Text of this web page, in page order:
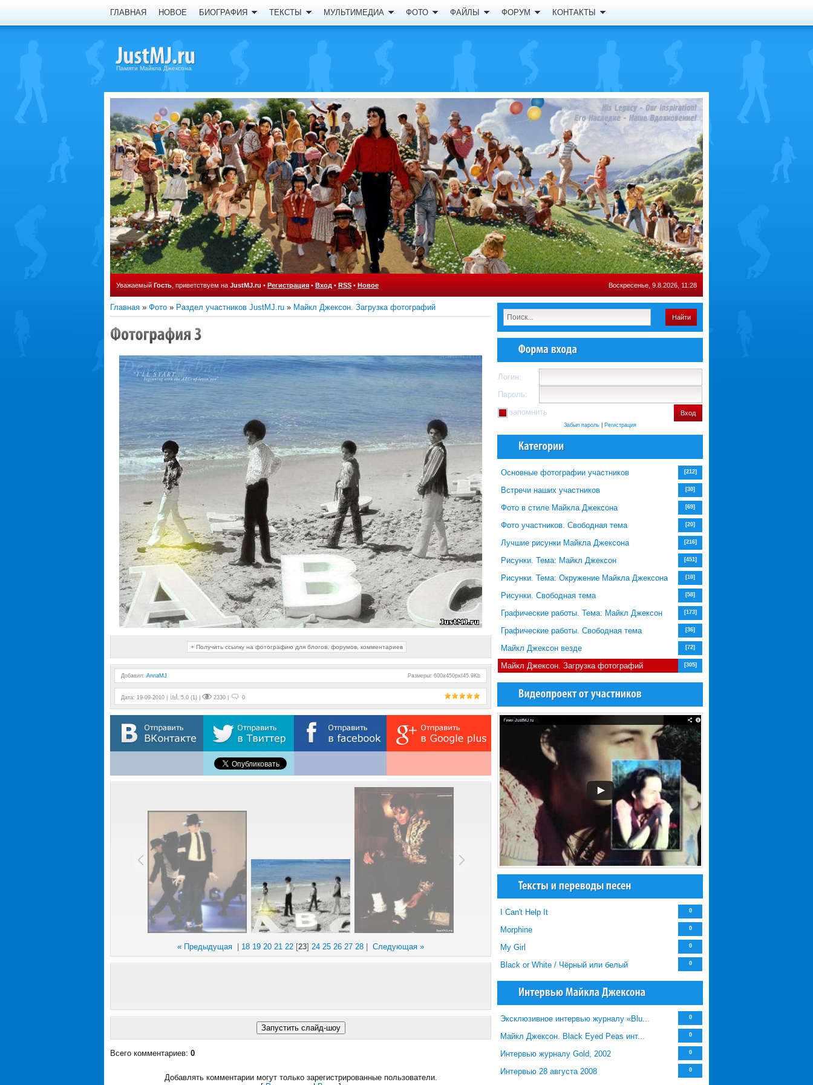
ГЛАВНАЯ НОВОЕ БИОГРАФИЯ ТЕКСТЫ МУЛЬТИМЕДИА ФОТО ФАЙЛЫ ФОРУМ КОНТАКТЫ
Памяти Майкла Джексона
Уважаемый Гость , приветствуем на JustMJ.ru • Регистрация • Вход • RSS • Новое Воскресенье, 9.8.2026, 11:28
Главная » Фото » Раздел участников JustMJ.ru » Майкл Джексон. Загрузка фотографий
+ Получить ссылку на фотографию для блогов, форумов, комментариев
Добавил: AnnaMJ Размеры: 600x450px/45.9Kb
Дата: 19-09-2010 | 5.0 (1) | 2330 | 0
« Предыдущая 18 19 20 21 22 [23] 24 25 26 27 28 Следующая »
Всего комментариев: 0
Добавлять комментарии могут только зарегистрированные пользователи.
Найти
Логин:
Пароль:
запомнить
Вход
Забыл пароль Регистрация
Основные фотографии участников [212]
Встречи наших участников [30]
Фото в стиле Майкла Джексона [69]
Фото участников. Свободная тема [20]
Лучшие рисунки Майкла Джексона [216]
Рисунки. Тема: Майкл Джексон [451]
Рисунки. Тема: Окружение Майкла Джексона [10]
Рисунки. Свободная тема [58]
Графические работы. Тема: Майкл Джексон [173]
Графические работы. Свободная тема [36]
Майкл Джексон везде [72]
Майкл Джексон. Загрузка фотографий [305]
I Can't Help It 0
Morphine 0
My Girl 0
Black or White / Чёрный или белый 0
Эксклюзивное интервью журналу «Blu... 0
Майкл Джексон. Black Eyed Peas инт... 0
Интервью журналу Gold, 2002 0
Интервью 28 августа 2008 0